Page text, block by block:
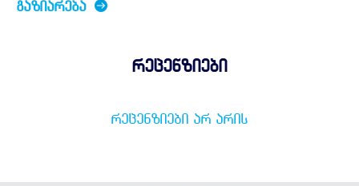
ᲒᲐᲖᲘᲐᲠᲔᲑᲐ
რეცენზიები
ᲠᲔᲪᲔᲜᲖᲘᲔᲑᲘ ᲐᲠ ᲐᲠᲘᲡ